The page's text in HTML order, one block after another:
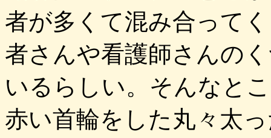
者が多くて混み合って
者さんや看護師さんの
いるらしい。そんなと
赤い首輪をした丸々太